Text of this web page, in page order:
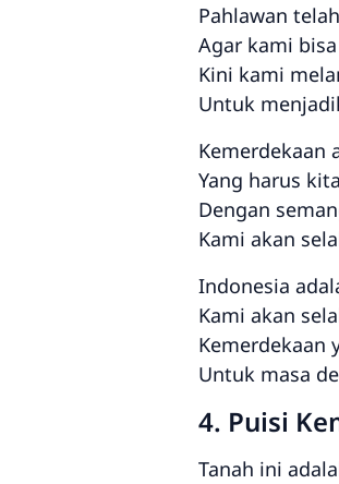
Pahlawan
Agar kami
Kini kami
Untuk
Kemerdekaan
Yang harus
Dengan
Kami akan
Indonesia
Kami akan
Kemerdekaan
Untuk masa
4. Puisi
Tanah ini